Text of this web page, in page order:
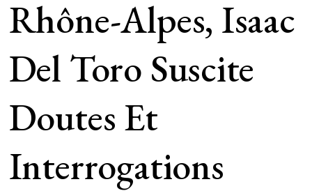
Rhône-Alpes, Isaac
Del Toro Suscite
Doutes Et
Interrogations